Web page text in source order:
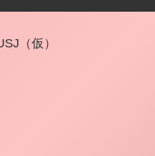
（仮）